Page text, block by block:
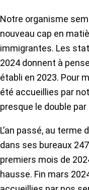
Notre organisme
nouveau cap en
immigrantes. Les
2024 donnent à
établi en 2023. Pour
été accueillies par
presque le double
L’an passé, au terme
dans ses bureaux
premiers mois de
hausse. Fin mars